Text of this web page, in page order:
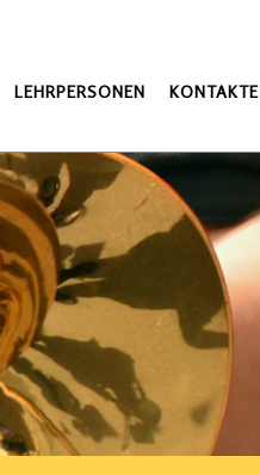
LEHRPERSONEN KONTAKTE